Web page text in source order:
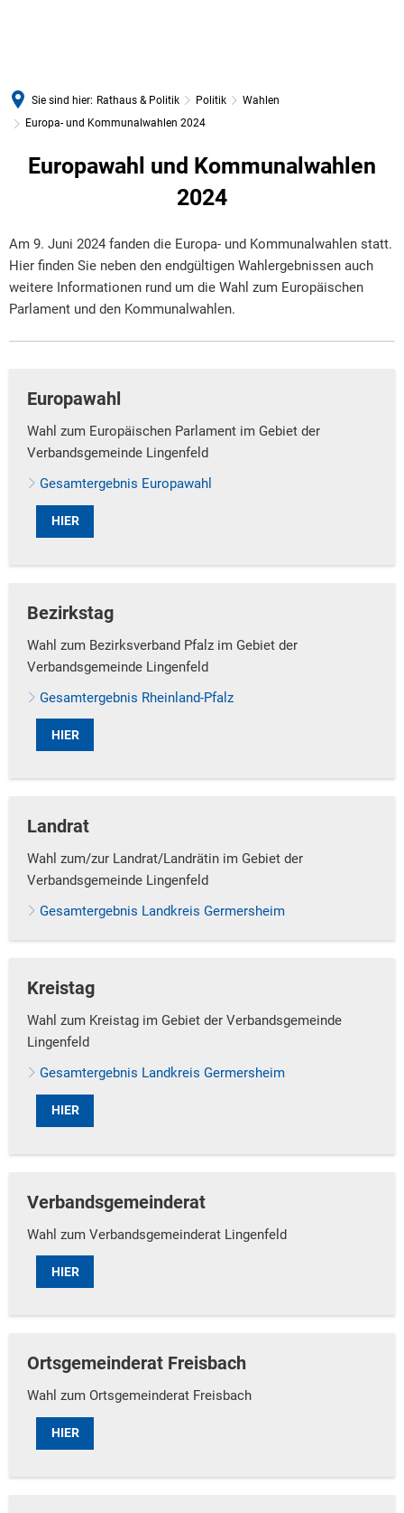
Sie sind hier: Rathaus & Politik Politik
Wahlen
Europa- und Kommunalwahlen 2024
Europa-
2024
Europawahl und Kommunalwahlen
2024
Am 9. Juni 2024 fanden die Europa- und Kommunalwahlen statt.
Hier finden Sie neben den endgültigen Wahlergebnissen auch
weitere Informationen rund um die Wahl zum Europäischen
Parlament und den Kommunalwahlen.
Europawahl
Wahl zum Europäischen Parlament im Gebiet der
Verbandsgemeinde Lingenfeld
Gesamtergebnis Europawahl
HIER
Bezirkstag
Wahl zum Bezirksverband Pfalz im Gebiet der
Verbandsgemeinde Lingenfeld
Gesamtergebnis Rheinland-Pfalz
HIER
Landrat
Wahl zum/zur Landrat/Landrätin im Gebiet der
Verbandsgemeinde Lingenfeld
Gesamtergebnis Landkreis Germersheim
Kreistag
Wahl zum Kreistag im Gebiet der Verbandsgemeinde
Lingenfeld
Gesamtergebnis Landkreis Germersheim
HIER
Verbandsgemeinderat
Wahl zum Verbandsgemeinderat Lingenfeld
HIER
Ortsgemeinderat Freisbach
Wahl zum Ortsgemeinderat Freisbach
HIER